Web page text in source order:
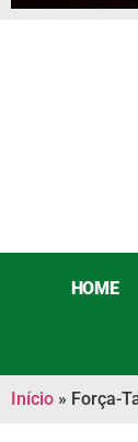
HOME
Início » Força-